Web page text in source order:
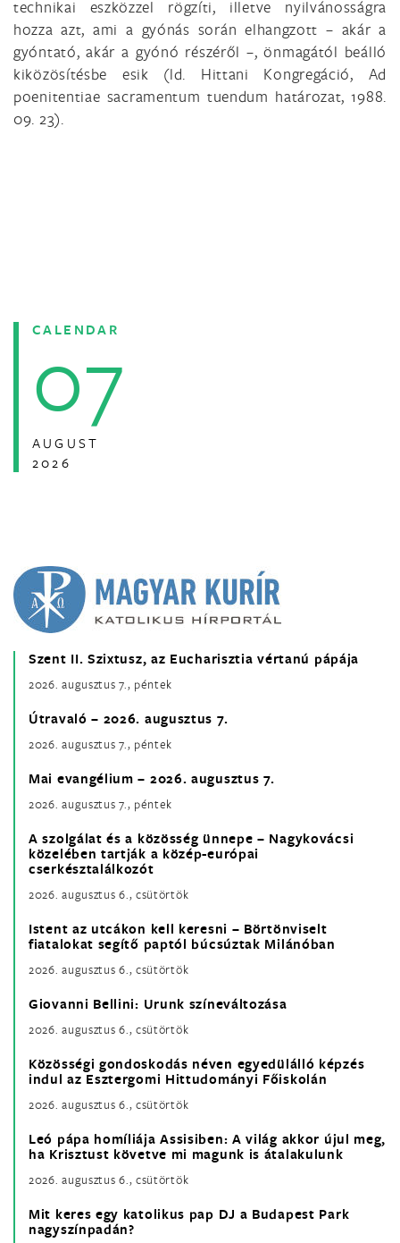
technikai eszközzel rögzíti, illetve nyilvánosságra
hozza azt, ami a gyónás során elhangzott – akár a
gyóntató, akár a gyónó részéről –, önmagától beálló
kiközösítésbe esik (ld. Hittani Kongregáció, Ad
poenitentiae sacramentum tuendum határozat, 1988.
09. 23).
CALENDAR
07
AUGUST
2026
Szent II. Szixtusz, az Eucharisztia vértanú pápája
2026. augusztus 7., péntek
Útravaló – 2026. augusztus 7.
2026. augusztus 7., péntek
Mai evangélium – 2026. augusztus 7.
2026. augusztus 7., péntek
A szolgálat és a közösség ünnepe – Nagykovácsi
közelében tartják a közép-európai
cserkésztalálkozót
2026. augusztus 6., csütörtök
Istent az utcákon kell keresni – Börtönviselt
fiatalokat segítő paptól búcsúztak Milánóban
2026. augusztus 6., csütörtök
Giovanni Bellini: Urunk színeváltozása
2026. augusztus 6., csütörtök
Közösségi gondoskodás néven egyedülálló képzés
indul az Esztergomi Hittudományi Főiskolán
2026. augusztus 6., csütörtök
Leó pápa homíliája Assisiben: A világ akkor újul meg,
ha Krisztust követve mi magunk is átalakulunk
2026. augusztus 6., csütörtök
Mit keres egy katolikus pap DJ a Budapest Park
nagyszínpadán?